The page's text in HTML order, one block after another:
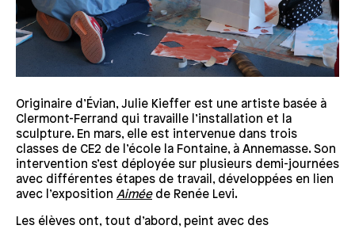
Originaire d’Évian, Julie Kieffer est une artiste basée à
Clermont-Ferrand qui travaille l’installation et la
sculpture. En mars, elle est intervenue dans trois
classes de CE2 de l’école la Fontaine, à Annemasse. Son
intervention s’est déployée sur plusieurs demi-journées
avec différentes étapes de travail, développées en lien
avec l’exposition Aimée de Renée Levi.
Les élèves ont, tout d’abord, peint avec des